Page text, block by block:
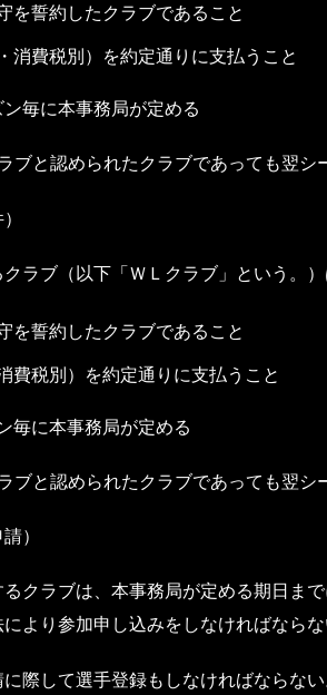
を誓約したクラブであること
消費税別）を約定通りに支払うこと
毎に本事務局が定める
と認められたクラブであっても翌シ
ラブ（以下「ＷＬクラブ」という。
を誓約したクラブであること
費税別）を約定通りに支払うこと
毎に本事務局が定める
と認められたクラブであっても翌シ
）
クラブは、本事務局が定める期日ま
より参加申し込みをしなければならな
際して選手登録もしなければならない